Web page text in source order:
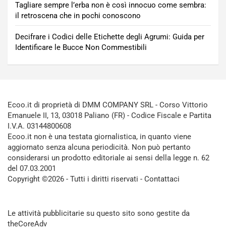
Tagliare sempre l’erba non è così innocuo come sembra:
il retroscena che in pochi conoscono
Decifrare i Codici delle Etichette degli Agrumi: Guida per
Identificare le Bucce Non Commestibili
Ecoo.it di proprietà di DMM COMPANY SRL - Corso Vittorio
Emanuele II, 13, 03018 Paliano (FR) - Codice Fiscale e Partita
I.V.A. 03144800608
Ecoo.it non è una testata giornalistica, in quanto viene
aggiornato senza alcuna periodicità. Non può pertanto
considerarsi un prodotto editoriale ai sensi della legge n. 62
del 07.03.2001
Copyright ©2026 - Tutti i diritti riservati - Contattaci
Le attività pubblicitarie su questo sito sono gestite da
theCoreAdv